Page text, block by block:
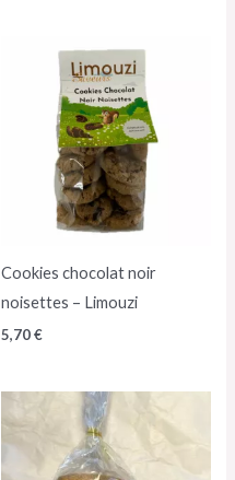
Cookies chocolat noir
noisettes – Limouzi
5,70€